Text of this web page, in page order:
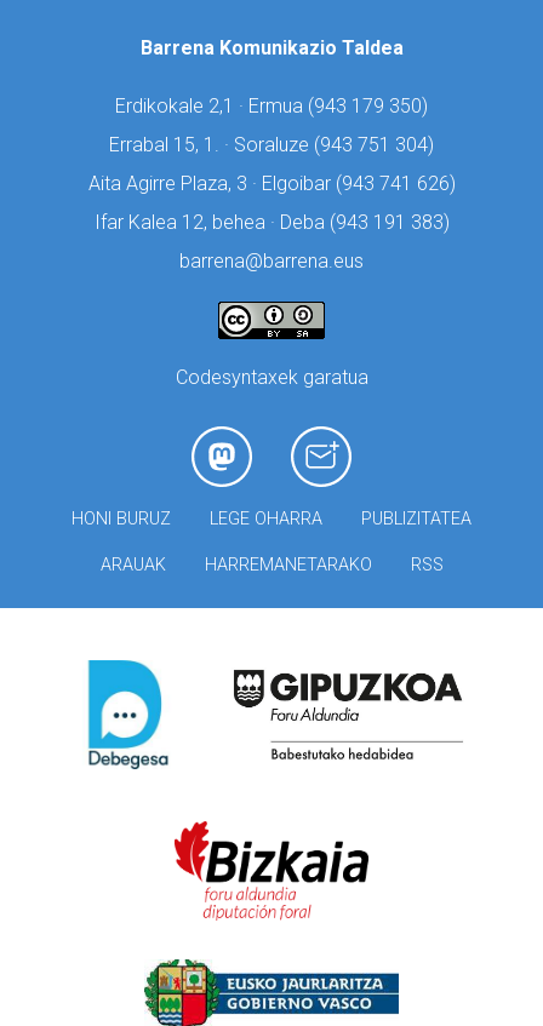
Barrena Komunikazio Taldea
Erdikokale 2,1 · Ermua (943 179 350)
Errabal 15, 1. · Soraluze (943 751 304)
Aita Agirre Plaza, 3 · Elgoibar (943 741 626)
Ifar Kalea 12, behea · Deba (943 191 383)
barrena@barrena.eus
Codesyntaxek garatua
HONI BURUZ LEGE OHARRA PUBLIZITATEA
ARAUAK HARREMANETARAKO RSS